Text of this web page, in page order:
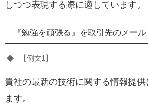
しつつ表現する際に適しています。
『勉強を頑張る』を取引先のメー
【例文1】
貴社の最新の技術に関する情報提供
ます。